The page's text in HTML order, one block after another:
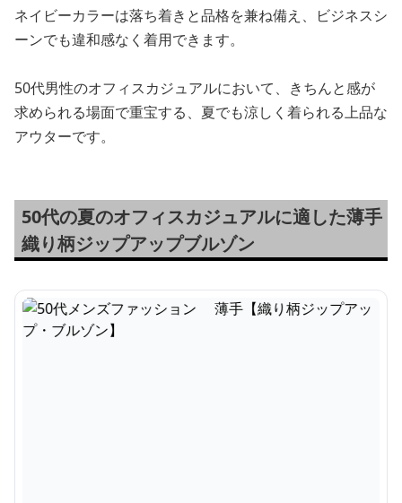
ネイビーカラーは落ち着きと品格を兼ね備え、ビジネスシ
ーンでも違和感なく着用できます。
50代男性のオフィスカジュアルにおいて、きちんと感が
求められる場面で重宝する、夏でも涼しく着られる上品な
アウターです。
50代の夏のオフィスカジュアルに適した薄手
織り柄ジップアップブルゾン